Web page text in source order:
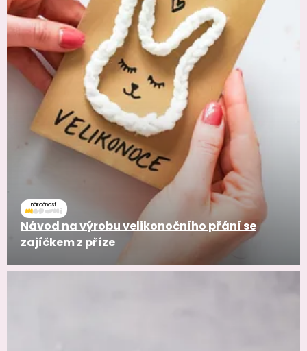
náročnosť
Návod na výrobu velikonočního přání se
zajíčkem z příze